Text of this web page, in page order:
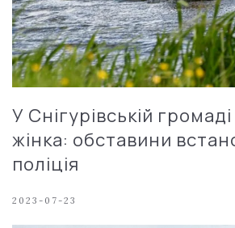
У Снігурівській
жінка: обставини
поліція
2023-07-23